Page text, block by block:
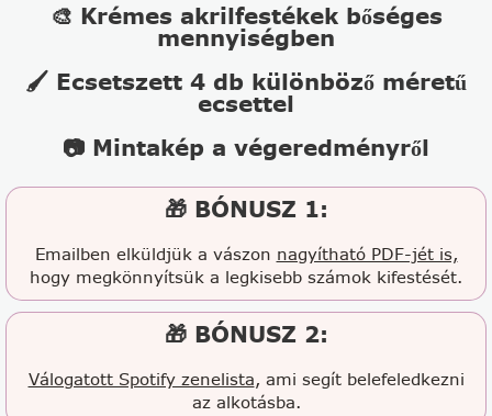
🎨 Krémes akrilfestékek bőséges
mennyiségben
🖌️ Ecsetszett 4 db különböző méretű
ecsettel
📷 Mintakép a végeredményről
🎁 BÓNUSZ 1:
Emailben elküldjük a vászon nagyítható PDF-jét is,
hogy megkönnyítsük a legkisebb számok kifestését.
🎁 BÓNUSZ 2:
Válogatott Spotify zenelista, ami segít belefeledkezni
az alkotásba.